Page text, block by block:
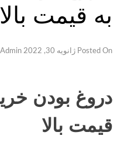
به قیمت بالا
Posted On ژانویه 30, 2022 Admin
دروغ بودن
قیمت بالا